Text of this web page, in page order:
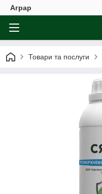
Аграр
Товари та послуги